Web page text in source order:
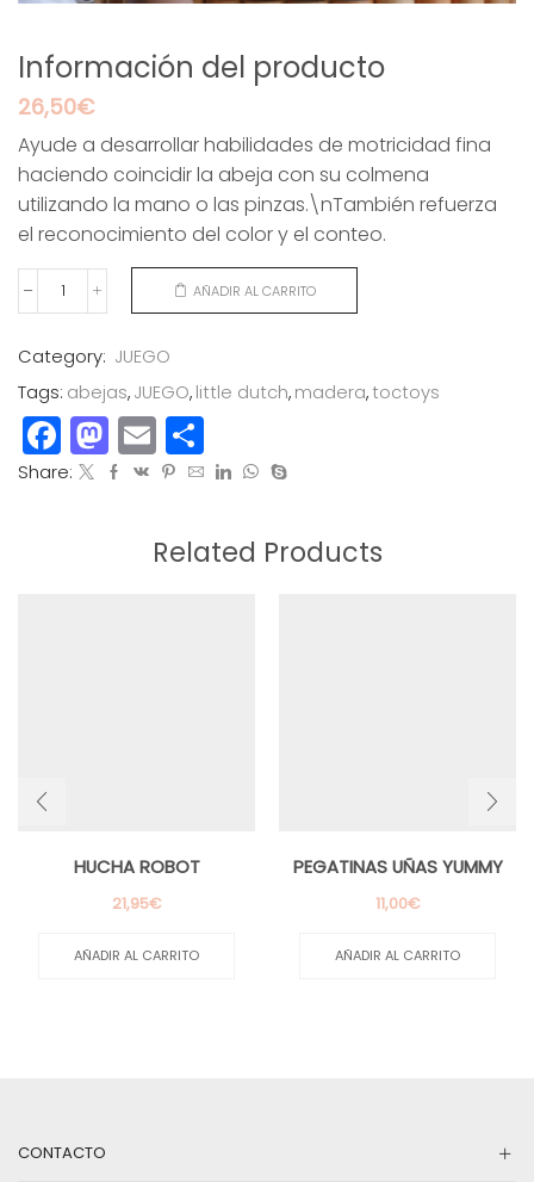
Información del producto
26,50€
Ayude a desarrollar habilidades de motricidad fina
haciendo coincidir la abeja con su colmena
utilizando la mano o las pinzas.\nTambién refuerza
el reconocimiento del color y el conteo.
ABEJAS
LA
COLMENA
cantidad
AÑADIR AL CARRITO
Category: JUEGO
Tags: abejas,JUEGO,little dutch,madera,toctoys
Facebook
Mastodon
Email
Share:
Related Products
HUCHA ROBOT
21,95€
AÑADIR AL CARRITO
PEGATINAS UÑAS YUMMY
11,00€
AÑADIR AL CARRITO
CONTACTO